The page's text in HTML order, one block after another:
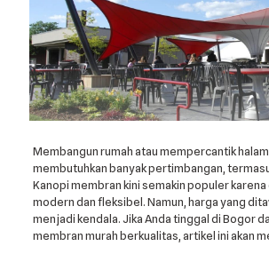
Membangun rumah atau mempercantik
membutuhkan banyak pertimbangan,
Kanopi membran kini semakin populer
modern dan fleksibel. Namun, harga yang
menjadi kendala. Jika Anda tinggal di Bogor
membran murah berkualitas, artikel ini akan